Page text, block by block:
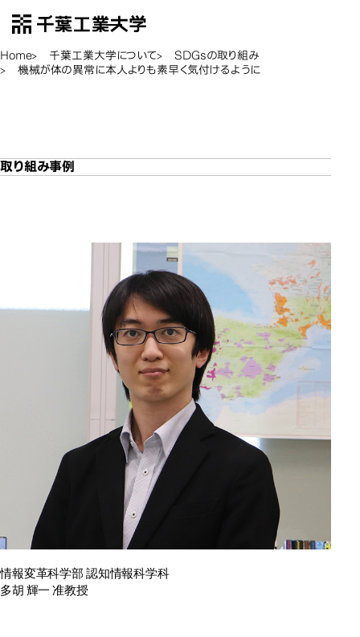
千葉工業大学
Open Menu
Home 千葉工業大学について
SDGsの取り組み
機械が体の異常に本人よりも素早く気付けるように
りも素早く気付けるように
りも素早く気付けるように
取り組み事例
情報変革科学部 認知情報科学科
多胡 輝一 准教授